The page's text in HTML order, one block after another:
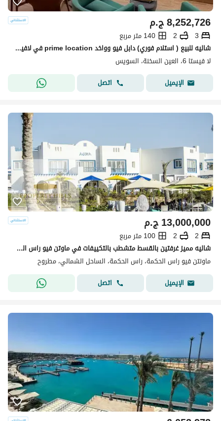
ج.م8,252,726
3
2
140 متر مربع
شاليه للبيع ( استلام فوري) دابل فيو وواخد prime location في لافيستا في العين السخنه lavista el sokhna
لا فيستا 6، العين السخنة، السويس
الإيميل
اتصل
ج.م13,000,000
2
2
100 متر مربع
شاليه مميز غرفتين بالقسط متشطب بالتكييفات في ماوتن فيو راس الحكمه اطلاله كامله علي اللاجون بجوار مدن الامارتيه - الساحل الشمالي
ماونتن فيو راس الحكمة، راس الحكمة، الساحل الشمالي، مطروح
الإيميل
اتصل